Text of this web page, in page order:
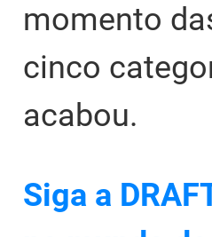
momento
cinco
acabou.
Siga a